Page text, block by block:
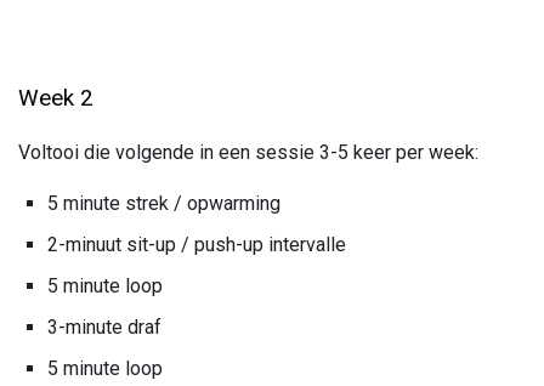
Week 2
Voltooi die volgende in een sessie 3-5 keer per week:
5 minute strek / opwarming
2-minuut sit-up / push-up intervalle
5 minute loop
3-minute draf
5 minute loop